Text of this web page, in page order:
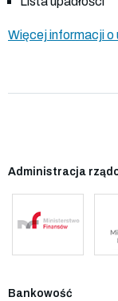
Więcej informacji o
Administracja
Bankowość